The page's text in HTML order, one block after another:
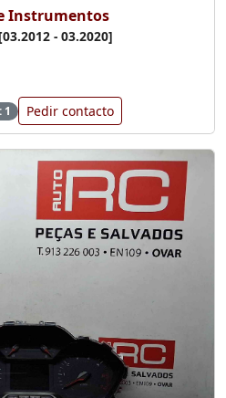
Instrumentos
- 03.2020]
1 Pedir contacto